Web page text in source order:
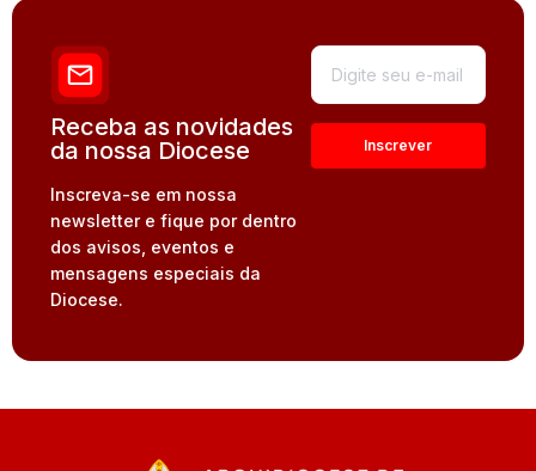
Receba as novidades
da nossa Diocese
Inscreva-se em nossa
newsletter e fique por dentro
dos avisos, eventos e
mensagens especiais da
Diocese.